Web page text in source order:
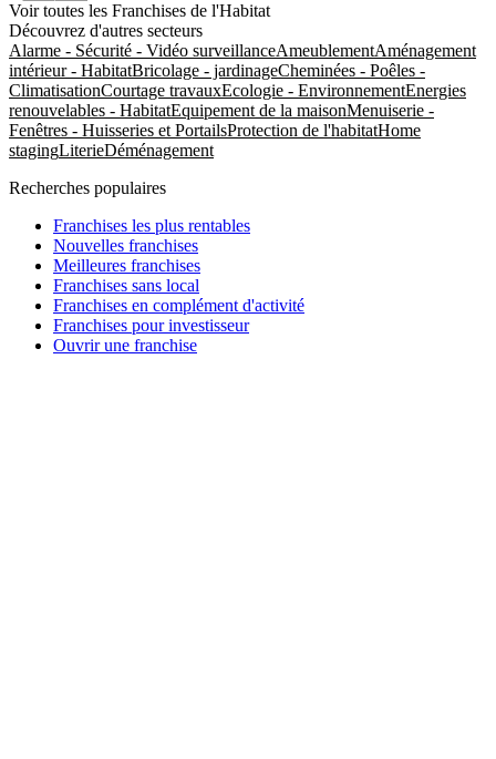
Voir toutes les Franchises de l'Habitat
Découvrez d'autres secteurs
Alarme - Sécurité - Vidéo surveillanceAmeublementAménagement
intérieur - HabitatBricolage - jardinageCheminées - Poêles -
ClimatisationCourtage travauxEcologie - EnvironnementEnergies
renouvelables - HabitatEquipement de la maisonMenuiserie -
Fenêtres - Huisseries et PortailsProtection de l'habitatHome
stagingLiterieDéménagement
Recherches populaires
Franchises les plus rentables
Nouvelles franchises
Meilleures franchises
Franchises sans local
Franchises en complément d'activité
Franchises pour investisseur
Ouvrir une franchise